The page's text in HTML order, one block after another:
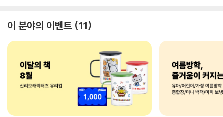
이 분야의 이벤트 11